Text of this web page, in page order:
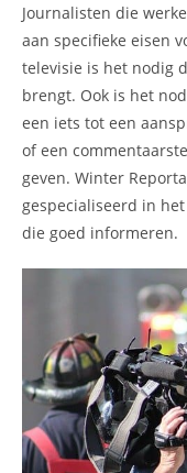
Journalisten die
aan specifieke eisen
televisie is het nodig
brengt. Ook is het
een iets tot een
of een
geven. Winter
gespecialiseerd in
die goed informeren.